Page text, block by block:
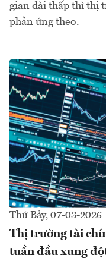
gian dài thấp thì thị
phản ứng theo.
Thứ Bảy, 07-03-2026
Thị trường tài
tuần đầu xung